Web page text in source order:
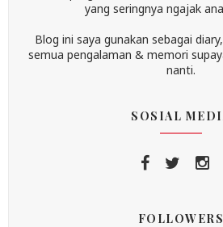
yang seringnya ngajak
Blog ini saya gunakan sebagai
semua pengalaman & memori
nanti.
SOSIAL
FOLLOWERS